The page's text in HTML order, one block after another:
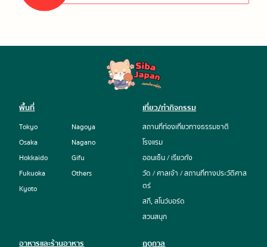
พื้นที่
Tokyo
Osaka
Hokkaido
Fukuoka
Kyoto
Nagoya
Nagano
Gifu
Others
เที่ยว/ทำกิจกรรม
สถานที่ท่องเที่ยวทางธรรมชาติ
โรงแรม
ออนเซ็น / เรียวกัง
วัด / ศาลเจ้า / สถานที่ทางประวัติศาส
ตร์
สกี, สโนว์บอร์ด
สวนสนุก
อาหารและร้านอาหาร ฤดูกาล